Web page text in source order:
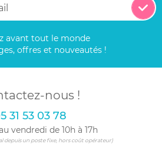
avant tout le monde
offres et nouveautés !
nous !
31 53 03 78
vendredi de 10h à 17h
depuis un poste fixe, hors coût opérateur)